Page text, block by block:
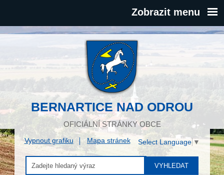
Zobrazit menu
BERNARTICE NAD ODROU
OFICIÁLNÍ STRÁNKY OBCE
Vypnout grafiku Mapa stránek Select Language ▼
VYHLEDAT